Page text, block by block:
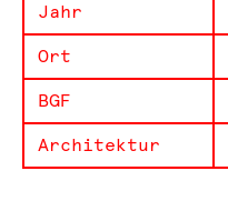
Jahr
Ort
BGF
Architektur